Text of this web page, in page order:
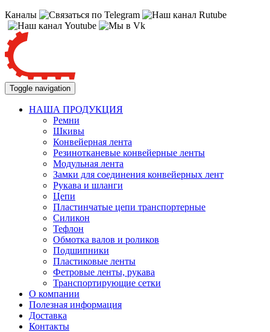
Каналы
Toggle navigation
НАША ПРОДУКЦИЯ
Ремни
Шкивы
Конвейерная лента
Резинотканевые конвейерные ленты
Модульная лента
Замки для соединения конвейерных лент
Рукава и шланги
Цепи
Пластинчатые цепи транспортерные
Силикон
Тефлон
Обмотка валов и роликов
Подшипники
Пластиковые ленты
Фетровые ленты, рукава
Транспортирующие сетки
О компании
Полезная информация
Доставка
Контакты